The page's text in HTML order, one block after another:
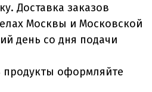
Доставка заказов
Москвы и Московской
день со дня подачи
продукты оформляйте